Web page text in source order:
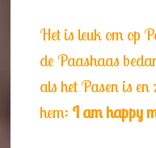
Het is leuk om op
de Paashaas
als het Pasen is
hem: I am happy